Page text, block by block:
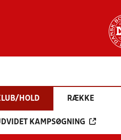
HOLD RÆKKE
KAMPSØGNING